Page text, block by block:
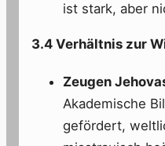
ist stark, aber
3.4 Verhältnis zur
Zeugen
Akademische
gefördert,